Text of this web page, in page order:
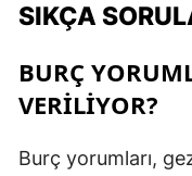
SIKÇA
BURÇ
VERILIYOR?
Burç yorumları,